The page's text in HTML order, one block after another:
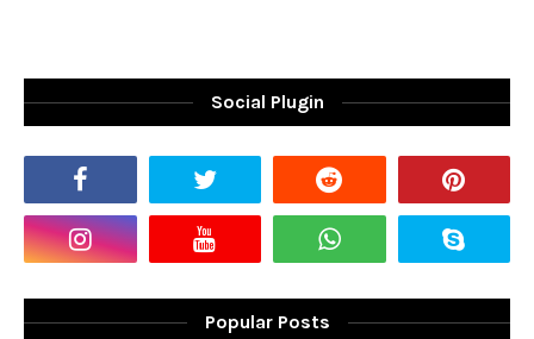
Social Plugin
Popular Posts